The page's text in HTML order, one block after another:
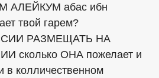
АЛЕЙКУМ абас ибн
твой гарем?
РАЗМЕЩАТЬ НА
сколько ОНА пожелает и
в колличественном